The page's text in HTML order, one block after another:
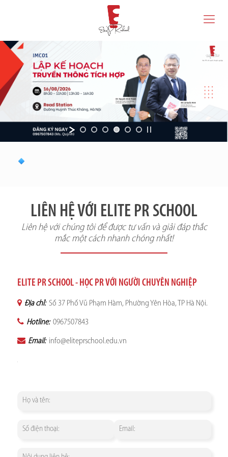
LIÊN HỆ VỚI ELITE PR SCHOOL
Liên hệ với chúng tôi để được tư vấn và giải đáp thắc
mắc một cách nhanh chóng nhất!
ELITE PR SCHOOL - HỌC PR VỚI NGƯỜI CHUYÊN NGHIỆP
Địa chỉ: Số 37 Phố Vũ Phạm Hàm, Phường Yên Hòa, TP Hà Nội.
Hotline: 0967507843
Email: info@eliteprschool.edu.vn